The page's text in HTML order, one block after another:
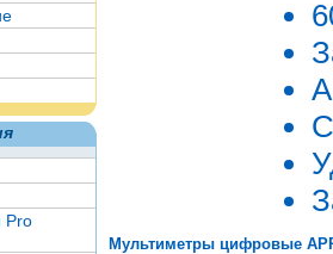
Pro
Мультиметры цифровые